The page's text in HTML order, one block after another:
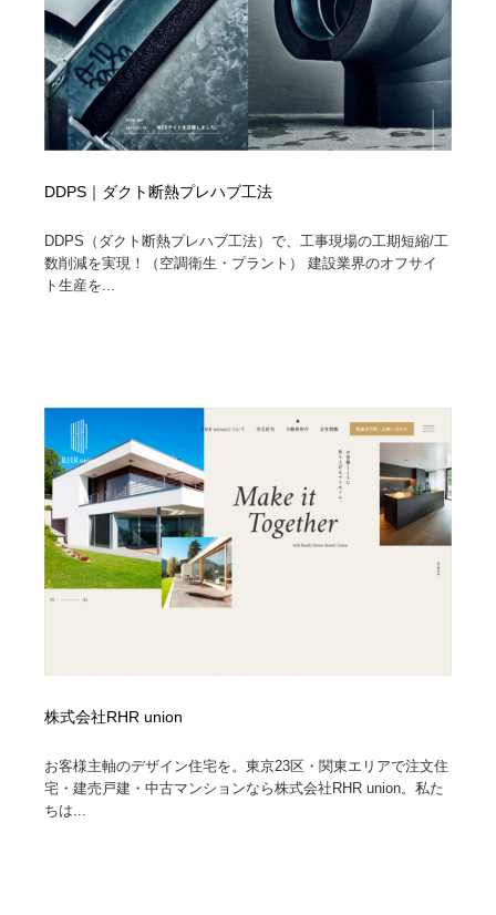
DDPS｜ダクト断熱プレハブ工法
DDPS（ダクト断熱プレハブ工法）で、工事現場の工期短縮/工
数削減を実現！（空調衛生・プラント） 建設業界のオフサイ
ト生産を...
株式会社RHR union
お客様主軸のデザイン住宅を。東京23区・関東エリアで注文住
宅・建売戸建・中古マンションなら株式会社RHR union。私た
ちは...